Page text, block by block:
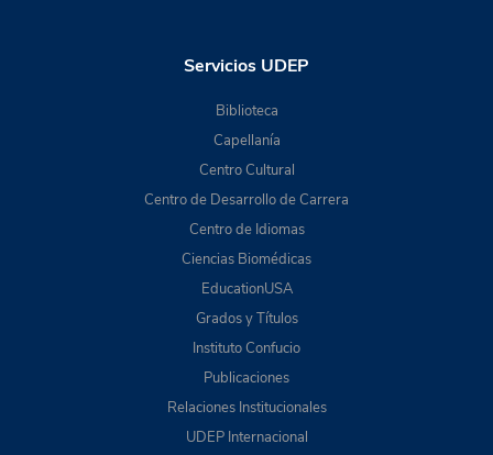
Servicios UDEP
Biblioteca
Capellanía
Centro Cultural
Centro de Desarrollo de Carrera
Centro de Idiomas
Ciencias Biomédicas
EducationUSA
Grados y Títulos
Instituto Confucio
Publicaciones
Relaciones Institucionales
UDEP Internacional